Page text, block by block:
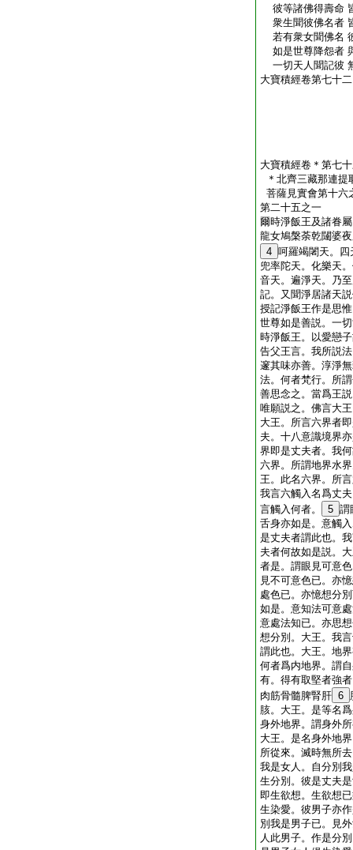
彼等諸佛得壽命
衆生聞彼佛名者
若有衆女聞佛名
如是世尊降怨者
一切天人聞記彼
大寶積經卷第七十二
大寶積經卷＊第七
＊北齊三藏那連提
菩薩見實會第十六
第二十五之一
爾時淨飯王及諸眷
龍女鳩槃荼乾闥婆
4 呵羅竭闍天。
兜率陀天。化樂天
音天。遍淨天。乃
記。又聞淨居諸天
授記淨飯王作是思
世尊如是善説。一
時淨飯王。以愛戀
告父王言。我所説
邃其味亦善。淳淨
法。何者梵行。所
善思念之。當爲王
唯願説之。佛言大
大王。所言六界者
夫。十八意識境界
界即是丈夫者。我
六界。所謂地界水
王。此名六界。所
我言六觸入名爲丈
言觸入何者。
5 謂
舌身亦如是。意觸
是丈夫者謂此也。
夫者何故如是説。
者是。謂眼見可意
見不可意色已。亦
處色已。亦憶想分
如是。意知法可意
意處法知已。亦思
想分別。大王。我
謂此也。大王。地
何者爲内地界。謂
有。得有取堅者強
肉筋骨髓脾腎肝 6
胲。大王。是等名
身外地界。謂身外
大王。是名身外地
所從來。滅時無所
我是女人。自分別
生分別。彼是丈夫
即生欲想。生欲想
生染愛。彼男子亦
別我是男子已。見
人此男子。作是分